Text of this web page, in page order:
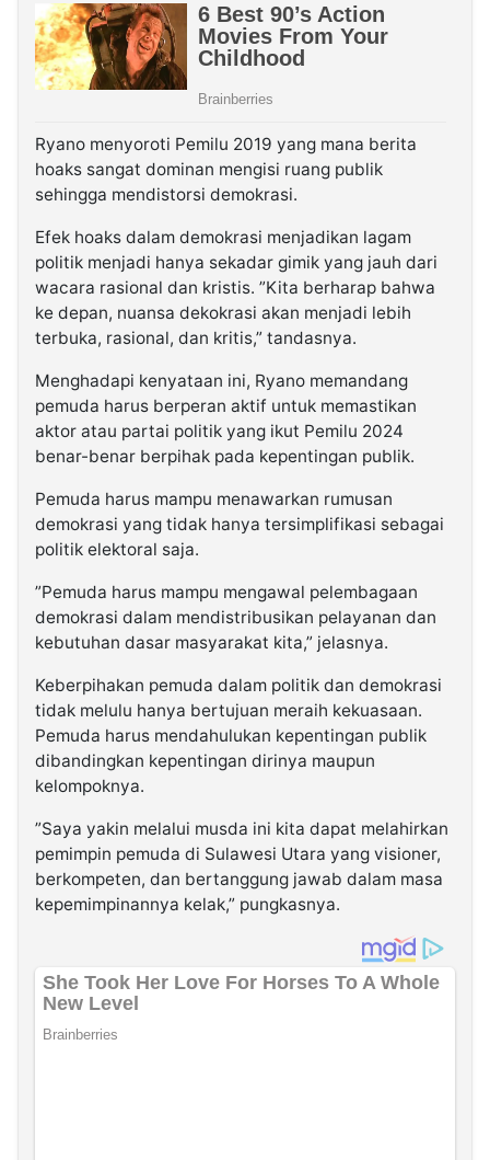
Ryano menyoroti Pemilu 2019 yang mana berita
hoaks sangat dominan mengisi ruang publik
sehingga mendistorsi demokrasi.
Efek hoaks dalam demokrasi menjadikan lagam
politik menjadi hanya sekadar gimik yang jauh dari
wacara rasional dan kristis. ”Kita berharap bahwa
ke depan, nuansa dekokrasi akan menjadi lebih
terbuka, rasional, dan kritis,” tandasnya.
Menghadapi kenyataan ini, Ryano memandang
pemuda harus berperan aktif untuk memastikan
aktor atau partai politik yang ikut Pemilu 2024
benar-benar berpihak pada kepentingan publik.
Pemuda harus mampu menawarkan rumusan
demokrasi yang tidak hanya tersimplifikasi sebagai
politik elektoral saja.
”Pemuda harus mampu mengawal pelembagaan
demokrasi dalam mendistribusikan pelayanan dan
kebutuhan dasar masyarakat kita,” jelasnya.
Keberpihakan pemuda dalam politik dan demokrasi
tidak melulu hanya bertujuan meraih kekuasaan.
Pemuda harus mendahulukan kepentingan publik
dibandingkan kepentingan dirinya maupun
kelompoknya.
”Saya yakin melalui musda ini kita dapat melahirkan
pemimpin pemuda di Sulawesi Utara yang visioner,
berkompeten, dan bertanggung jawab dalam masa
kepemimpinannya kelak,” pungkasnya.